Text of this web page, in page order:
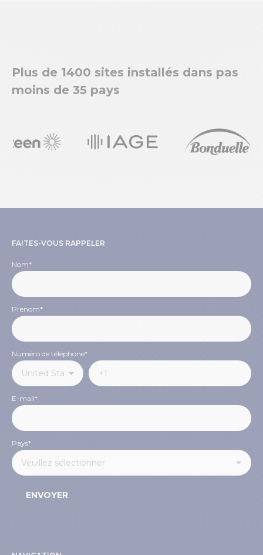
Plus de 1400 sites installés dans pas
moins de 35 pays
FAITES-VOUS RAPPELER
Nom*
Prénom*
Numéro de téléphone*
E-mail*
Pays*